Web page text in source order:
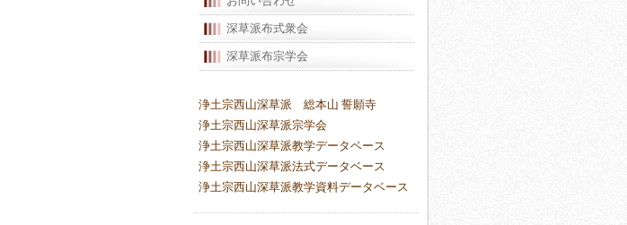
深草派布式衆会
深草派布宗学会
浄土宗西山深草派 総本山 誓願寺
浄土宗西山深草派宗学会
浄土宗西山深草派教学データベース
浄土宗西山深草派法式データベース
浄土宗西山深草派教学資料データベース